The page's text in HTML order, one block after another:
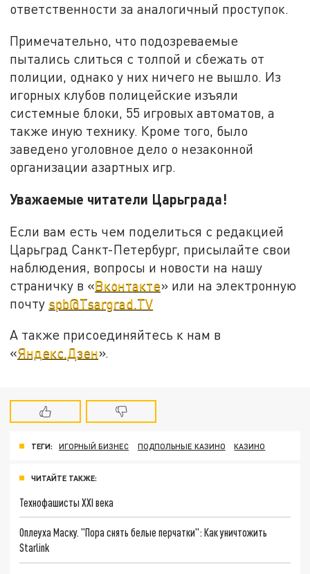
ответственности за аналогичный проступок.
Примечательно, что подозреваемые
пытались слиться с толпой и сбежать от
полиции, однако у них ничего не вышло. Из
игорных клубов полицейские изъяли
системные блоки, 55 игровых автоматов, а
также иную технику. Кроме того, было
заведено уголовное дело о незаконной
организации азартных игр.
Уважаемые читатели Царьграда!
Если вам есть чем поделиться с редакцией
Царьград Санкт-Петербург, присылайте свои
наблюдения, вопросы и новости на нашу
страничку в «Вконтакте» или на электронную
почту spb@Tsargrad.TV
А также присоединяйтесь к нам в
«Яндекс.Дзен».
ТЕГИ: ИГОРНЫЙ БИЗНЕС ПОДПОЛЬНЫЕ КАЗИНО КАЗИНО
ЧИТАЙТЕ ТАКЖЕ:
Технофашисты XXI века
Оплеуха Маску. "Пора снять белые перчатки": Как уничтожить
Starlink